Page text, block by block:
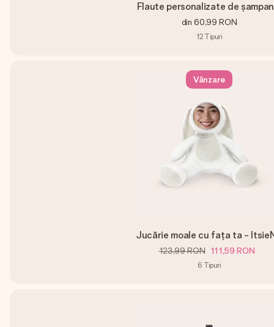
Flaute personalizate de
din 60,99 RON
12 Tipuri
Vânzare
Jucărie moale cu fața ta -
123,99 RON 111,59 RON
6 Tipuri